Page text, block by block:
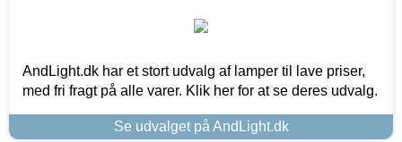
AndLight.dk har et stort udvalg af lamper til lave priser,
med fri fragt på alle varer. Klik her for at se deres udvalg.
Se udvalget på AndLight.dk